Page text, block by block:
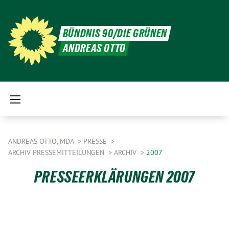
BÜNDNIS 90/DIE GRÜNEN
ANDREAS OTTO
ANDREAS OTTO, MDA
PRESSE
ARCHIV PRESSEMITTEILUNGEN
ARCHIV 2007
PRESSEERKLÄRUNGEN 2007